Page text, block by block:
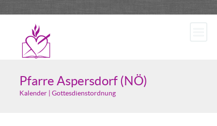
Pfarre Aspersdorf (NÖ)
Kalender | Gottesdienstordnung